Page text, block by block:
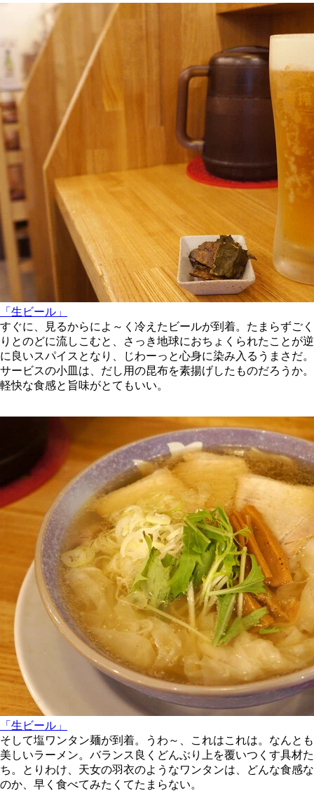
「生ビール」
すぐに、見るからによ～く冷えたビールが到着。たまらずごく
りとのどに流しこむと、さっき地球におちょくられたことが逆
に良いスパイスとなり、じわーっと心身に染み入るうまさだ。
サービスの小皿は、だし用の昆布を素揚げしたものだろうか。
軽快な食感と旨味がとてもいい。
「生ビール」
そして塩ワンタン麺が到着。うわ～、これはこれは。なんとも
美しいラーメン。バランス良くどんぶり上を覆いつくす具材た
ち。とりわけ、天女の羽衣のようなワンタンは、どんな食感な
のか、早く食べてみたくてたまらない。